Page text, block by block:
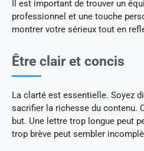
Il est important de trouver un
professionnel et une touche
montrer votre sérieux tout en
Être clair et concis
La clarté est essentielle. Soyez
sacrifier la richesse du contenu.
but. Une lettre trop longue peut
trop brève peut sembler